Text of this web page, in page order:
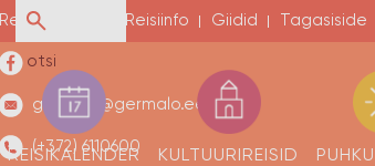
Reisikalender Reisiinfo Giidid Tagasiside
germalo@germalo.ee
(+372) 6110600
REISIKALENDER KULTUURIREISID